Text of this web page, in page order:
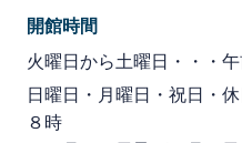
開館時間
火曜日から土曜日・・・
日曜日・月曜日・祝日・
８時